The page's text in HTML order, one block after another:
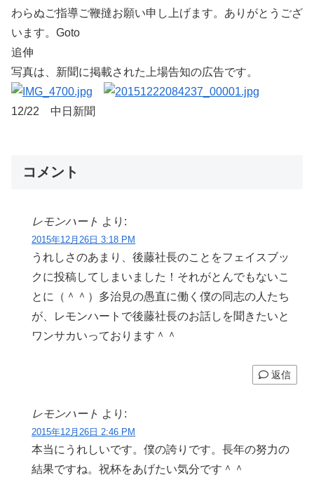
わらぬご指導ご鞭撻お願い申し上げます。ありがとうござ
います。Goto
追伸
写真は、新聞に掲載された上場告知の広告です。
12/22 中日新聞
コメント
レモンハート より:
2015年12月26日 3:18 PM
うれしさのあまり、後藤社長のことをフェイスブッ
クに投稿してしまいました！それがとんでもないこ
とに（＾＾）多治見の愚直に働く僕の同志の人たち
が、レモンハートで後藤社長のお話しを聞きたいと
ワンサカいっております＾＾
返信
レモンハート より:
2015年12月26日 2:46 PM
本当にうれしいです。僕の誇りです。長年の努力の
結果ですね。祝杯をあげたい気分です＾＾